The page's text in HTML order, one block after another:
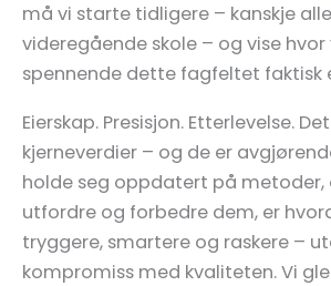
må vi starte tidligere – kanskje
videregående skole – og vise
spennende dette fagfeltet faktisk
Eierskap. Presisjon. Etterlevelse.
kjerneverdier – og de er
holde seg oppdatert på metoder,
utfordre og forbedre dem, er
tryggere, smartere og raskere –
kompromiss med kvaliteten. Vi